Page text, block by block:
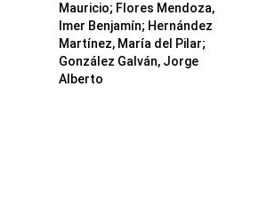
Mauricio; Flores Mendoza,
Imer Benjamín; Hernández
Martínez, María del Pilar;
González Galván, Jorge
Alberto